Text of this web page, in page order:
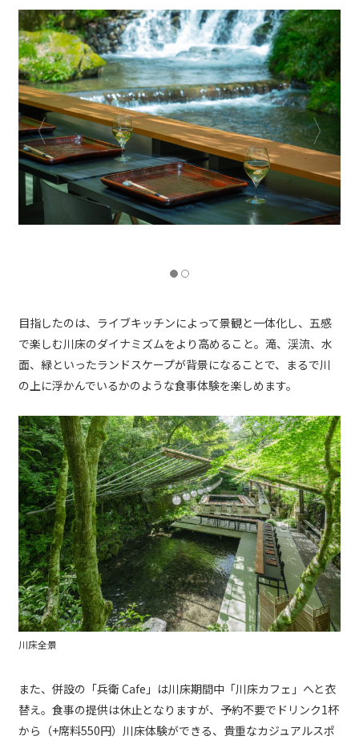
目指したのは、ライブキッチンによって景観と一体化し、五感
で楽しむ川床のダイナミズムをより高めること。滝、渓流、水
面、緑といったランドスケープが背景になることで、まるで川
の上に浮かんでいるかのような食事体験を楽しめます。
川床全景
また、併設の「兵衛 Cafe」は川床期間中「川床カフェ」へと衣
替え。食事の提供は休止となりますが、予約不要でドリンク1杯
から（+席料550円）川床体験ができる、貴重なカジュアルスポ